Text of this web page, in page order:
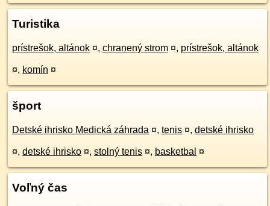
Turistika
prístrešok, altánok ¤, chranený strom ¤, prístrešok, altánok
¤, komín ¤
šport
Detské ihrisko Medická záhrada ¤, tenis ¤, detské ihrisko
¤, detské ihrisko ¤, stolný tenis ¤, basketbal ¤
Voľný čas